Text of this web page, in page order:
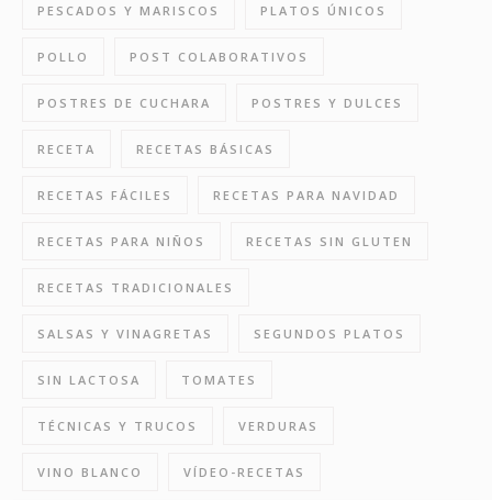
PESCADOS Y MARISCOS PLATOS ÚNICOS
POLLO POST COLABORATIVOS
POSTRES DE CUCHARA POSTRES Y DULCES
RECETA RECETAS BÁSICAS
RECETAS FÁCILES RECETAS PARA NAVIDAD
RECETAS PARA NIÑOS RECETAS SIN GLUTEN
RECETAS TRADICIONALES
SALSAS Y VINAGRETAS SEGUNDOS PLATOS
SIN LACTOSA TOMATES
TÉCNICAS Y TRUCOS VERDURAS
VINO BLANCO VÍDEO-RECETAS